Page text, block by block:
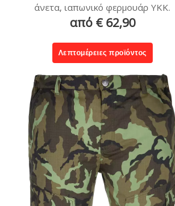
άνετα, ιαπωνικό φερμουάρ YKK.
από € 62,90
Λεπτομέρειες προϊόντος